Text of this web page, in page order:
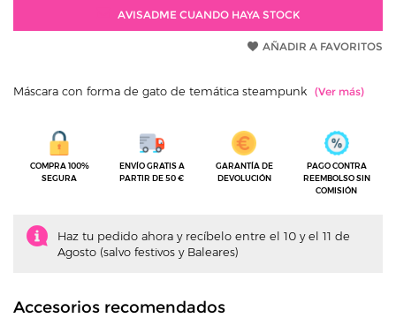
AVISADME CUANDO HAYA STOCK
AÑADIR A FAVORITOS
Máscara con forma de gato de temática steampunk
COMPRA 100%
SEGURA
ENVÍO GRATIS A
PARTIR DE 50 €
GARANTÍA DE
DEVOLUCIÓN
PAGO CONTRA
REEMBOLSO SIN
COMISIÓN
Haz tu pedido ahora y recíbelo entre el 10 y el 11 de
Agosto (salvo festivos y Baleares)
Accesorios recomendados